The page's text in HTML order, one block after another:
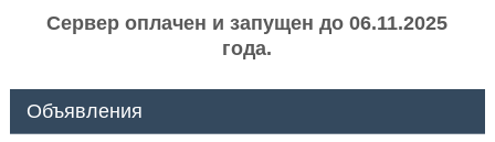
Сервер оплачен и запущен до 06.11.2025
года.
Объявления